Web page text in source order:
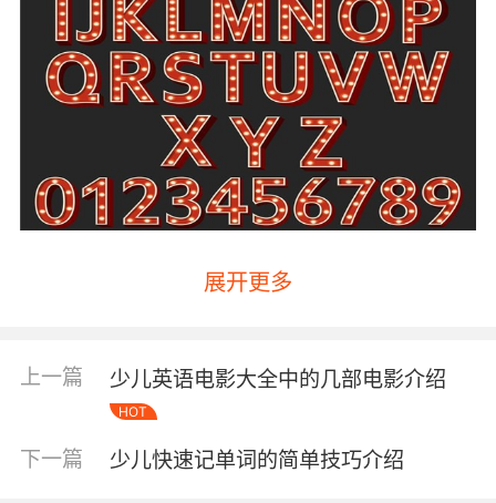
首先是一对一外教的教学经验：
展开更多
上一篇 少儿英语电影大全中的几部电影介绍
HOT
下一篇 少儿快速记单词的简单技巧介绍